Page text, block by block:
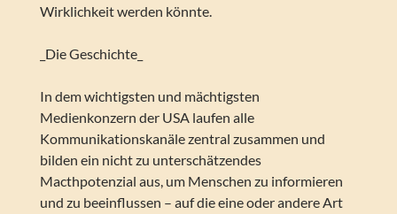
Wirklichkeit werden könnte.
_Die Geschichte_
In dem wichtigsten und mächtigsten
Medienkonzern der USA laufen alle
Kommunikationskanäle zentral zusammen und
bilden ein nicht zu unterschätzendes
Macthpotenzial aus, um Menschen zu informieren
und zu beeinflussen – auf die eine oder andere Art